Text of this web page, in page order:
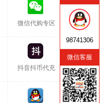
微信代购专区
抖音抖币代充
98741306
微信客服